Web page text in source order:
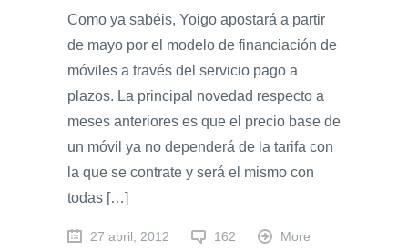
Como ya sabéis, Yoigo apostará a partir
de mayo por el modelo de financiación de
móviles a través del servicio pago a
plazos. La principal novedad respecto a
meses anteriores es que el precio base de
un móvil ya no dependerá de la tarifa con
la que se contrate y será el mismo con
todas […]
27 abril, 2012 162 More